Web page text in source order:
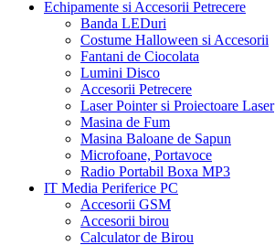
Echipamente si Accesorii Petrecere
Banda LEDuri
Costume Halloween si Accesorii
Fantani de Ciocolata
Lumini Disco
Accesorii Petrecere
Laser Pointer si Proiectoare Laser
Masina de Fum
Masina Baloane de Sapun
Microfoane, Portavoce
Radio Portabil Boxa MP3
IT Media Periferice PC
Accesorii GSM
Accesorii birou
Calculator de Birou